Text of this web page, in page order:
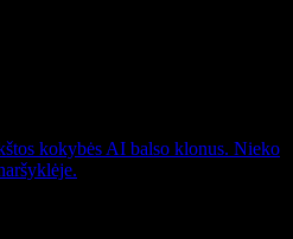
kokybės AI balso klonus. Nieko